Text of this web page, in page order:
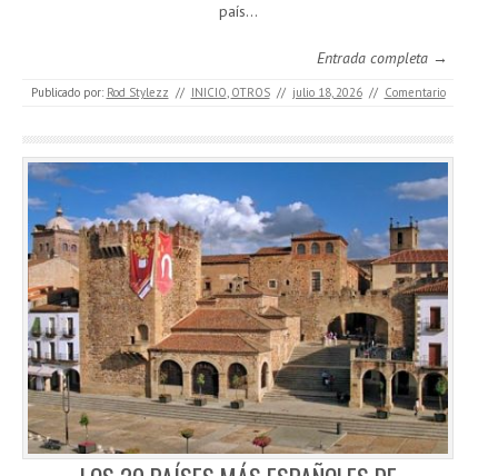
país…
Entrada completa →
Publicado por: Rod Stylezz // INICIO, OTROS // julio 18, 2026 // Comentario